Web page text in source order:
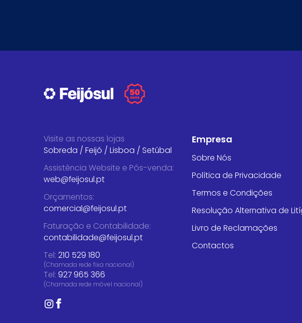
Visite as nossas lojas
Sobreda / Feijó / Lisboa / Setúbal
Assistência Website e Pós-venda:
web@feijosul.pt
Orçamentos:
comercial@feijosul.pt
Faturação e Contabilidade:
contabilidade@feijosul.pt
Tel: 210 529 180
(Chamada rede fixa nacional)
Tel: 927 965 366
(Chamada rede móvel nacional)
Empresa
Sobre Nós
Política de Privacidade
Termos e Condições
Resolução Alternativa de
Livro de Reclamações
Contactos